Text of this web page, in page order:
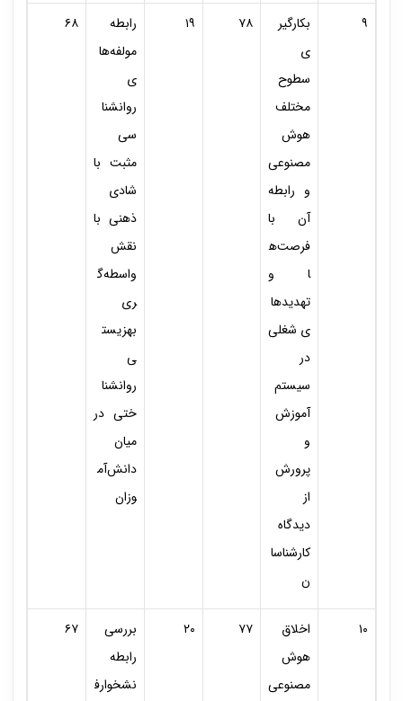
۹
بکارگیر
ی
سطوح
مختلف
هوش
مصنوعی
و رابطه
آن با
فرصت‌ه
ا و
تهدیدها
ی شغلی
در
سیستم
آموزش
و
پرورش
از
دیدگاه
کارشناسا
ن
۷۸ ۱۹
رابطه
مولفه‌ها
ی
روانشنا
سی
مثبت با
شادی
ذهنی با
نقش
واسطه‌گ
ری
بهزیست
ی
روانشنا
ختی در
میان
دانش‌آم
وزان
۶۸
۱۰
اخلاق
‌هوش
مصنوعی
۷۷ ۲۰
بررسی
رابطه
نشخوارف
۶۷